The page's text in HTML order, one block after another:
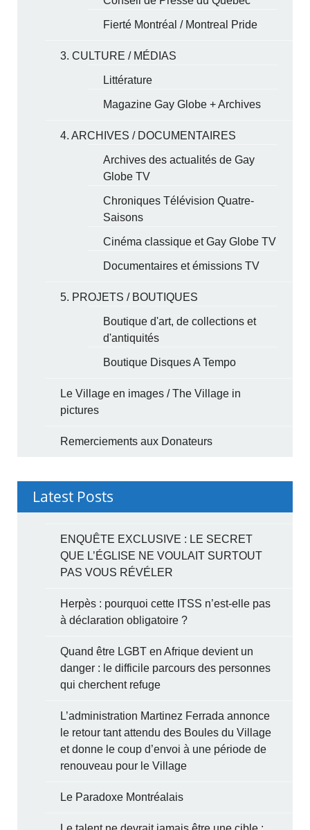
Fierté Montréal / Montreal Pride
3. CULTURE / MÉDIAS
Littérature
Magazine Gay Globe + Archives
4. ARCHIVES / DOCUMENTAIRES
Archives des actualités de Gay
Globe TV
Chroniques Télévision Quatre-
Saisons
Cinéma classique et Gay Globe TV
Documentaires et émissions TV
5. PROJETS / BOUTIQUES
Boutique d'art, de collections et
d'antiquités
Boutique Disques A Tempo
Le Village en images / The Village in
pictures
Remerciements aux Donateurs
Latest Posts
ENQUÊTE EXCLUSIVE : LE SECRET
QUE L’ÉGLISE NE VOULAIT SURTOUT
PAS VOUS RÉVÉLER
Herpès : pourquoi cette ITSS n’est-elle pas
à déclaration obligatoire ?
Quand être LGBT en Afrique devient un
danger : le difficile parcours des personnes
qui cherchent refuge
L’administration Martinez Ferrada annonce
le retour tant attendu des Boules du Village
et donne le coup d’envoi à une période de
renouveau pour le Village
Le Paradoxe Montréalais